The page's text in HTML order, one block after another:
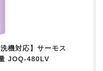
機対応】サーモス
JOQ-480LV